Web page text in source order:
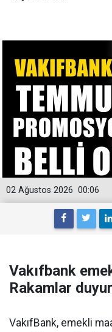
00:06
02 Ağustos 2026
Vakıfbank
Rakamlar
VakıfBank, emekli